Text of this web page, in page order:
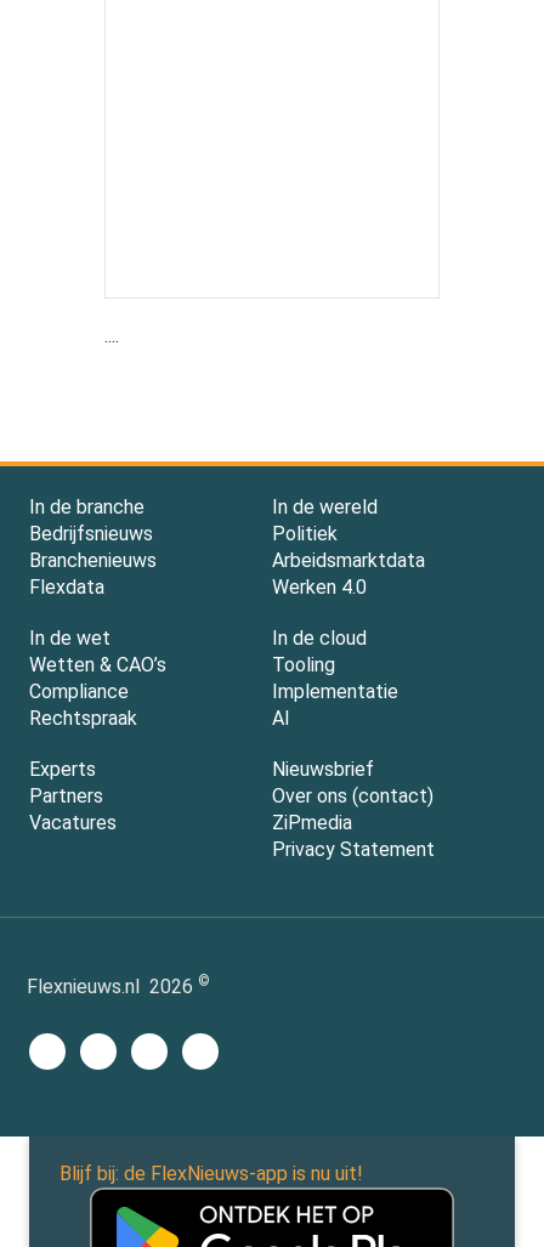
....
In de branche
Bedrijfsnieuws
Branchenieuws
Flexdata
In de wereld
Politiek
Arbeidsmarktdata
Werken 4.0
In de wet
Wetten & CAO’s
Compliance
Rechtspraak
In de cloud
Tooling
Implementatie
AI
Experts
Partners
Vacatures
Nieuwsbrief
Over ons (contact)
ZiPmedia
Privacy Statement
Flexnieuws.nl 2026 ©
Blijf bij: de FlexNieuws-app is nu uit!